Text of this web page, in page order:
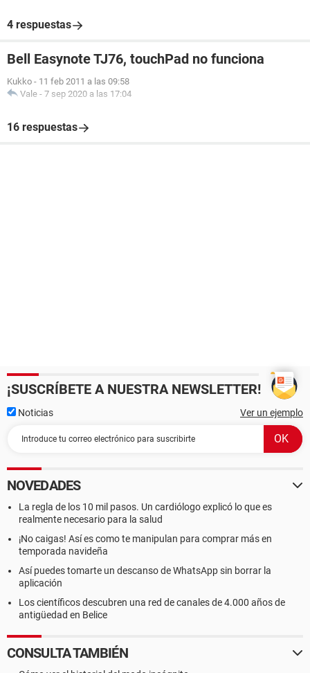
4 respuestas
Bell Easynote TJ76, touchPad no funciona
Kukko - 11 feb 2011 a las 09:58
Vale - 7 sep 2020 a las 17:04
16 respuestas
¡SUSCRÍBETE A NUESTRA NEWSLETTER!
Noticias Ver un ejemplo
NOVEDADES
La regla de los 10 mil pasos. Un cardiólogo explicó lo que es
realmente necesario para la salud
¡No caigas! Así es como te manipulan para comprar más en
temporada navideña
Así puedes tomarte un descanso de WhatsApp sin borrar la
aplicación
Los científicos descubren una red de canales de 4.000 años de
antigüedad en Belice
CONSULTA TAMBIÉN